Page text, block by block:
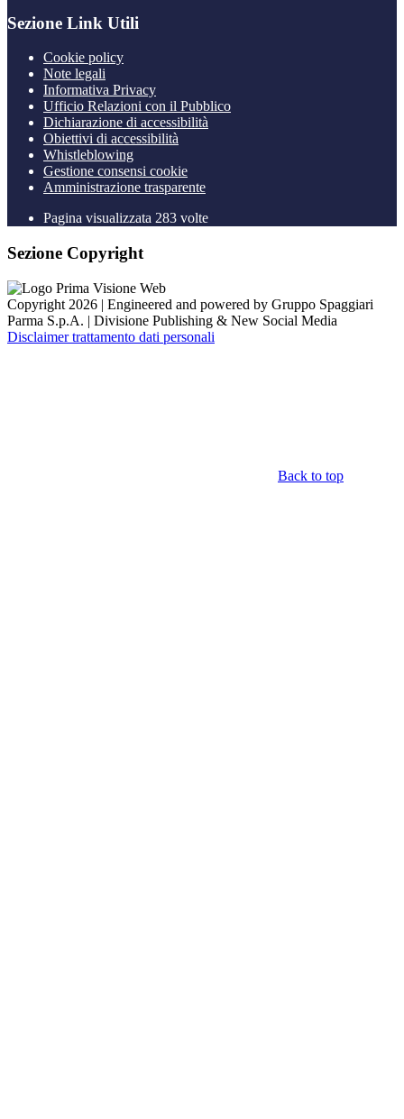
Sezione Link Utili
Cookie policy
Note legali
Informativa Privacy
Ufficio Relazioni con il Pubblico
Dichiarazione di accessibilità
Obiettivi di accessibilità
Whistleblowing
Gestione consensi cookie
Amministrazione trasparente
Pagina visualizzata 283 volte
Sezione Copyright
Copyright 2026 | Engineered and powered by Gruppo Spaggiari
Parma S.p.A. | Divisione Publishing & New Social Media
Disclaimer trattamento dati personali
Back to top